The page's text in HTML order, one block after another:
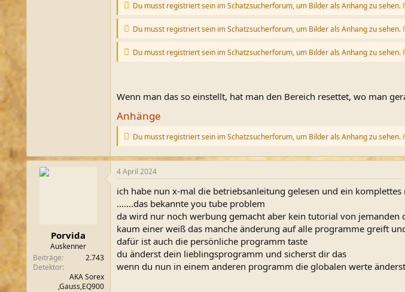
Du musst registriert sein im Schatzsucherforum, um Bilder als Anhang zu sehen.
Du musst registriert sein im Schatzsucherforum, um Bilder als Anhang zu sehen.
Du musst registriert sein im Schatzsucherforum, um Bilder als Anhang zu sehen.
Wenn man das so einstellt, hat man den Bereich resettet, wo man
Anhänge
Du musst registriert sein im Schatzsucherforum, um Bilder als Anhang zu sehen.
Porvida
Auskenner
Beiträge
2.743
Detektor
AKA Sorex
,Gauss,EQ900
4 April 2024
ich habe nun x-mal die betriebsanleitung gelesen und ein
.......das bekannte you tube problem
da wird nur noch werbung gemacht aber kein tutorial von jemanden
kaum einer weiß das manche änderung auf alle programme greift
dafür ist auch die persönliche programm taste
du änderst dein lieblingsprogramm und sicherst dir das
wenn du nun in einem anderen programm die globalen werte